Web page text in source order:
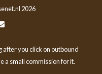
2026
after you click on outbound
a small commission for it.